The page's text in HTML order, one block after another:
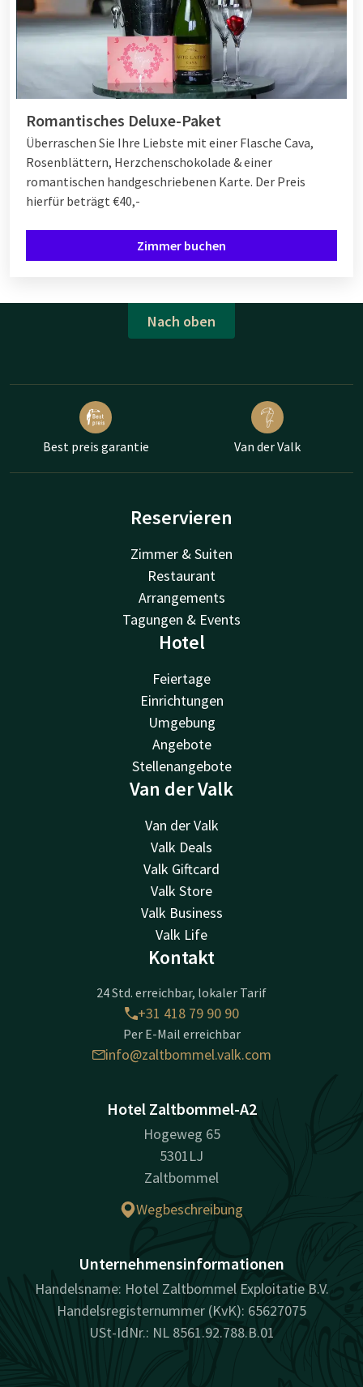
Romantisches Deluxe-Paket
Überraschen Sie Ihre Liebste mit einer Flasche Cava,
Rosenblättern, Herzchenschokolade & einer
romantischen handgeschriebenen Karte. Der Preis
hierfür beträgt €40,-
Zimmer buchen
Nach oben
Best preis garantie Van der Valk
Reservieren
Zimmer & Suiten
Restaurant
Arrangements
Tagungen & Events
Hotel
Feiertage
Einrichtungen
Umgebung
Angebote
Stellenangebote
Van der Valk
Van der Valk
Valk Deals
Valk Giftcard
Valk Store
Valk Business
Valk Life
Kontakt
24 Std. erreichbar, lokaler Tarif
+31 418 79 90 90
Per E-Mail erreichbar
info@zaltbommel.valk.com
Hotel Zaltbommel-A2
Hogeweg 65
5301LJ
Zaltbommel
Wegbeschreibung
Unternehmensinformationen
Handelsname: Hotel Zaltbommel Exploitatie B.V.
Handelsregisternummer (KvK): 65627075
USt-IdNr.: NL 8561.92.788.B.01